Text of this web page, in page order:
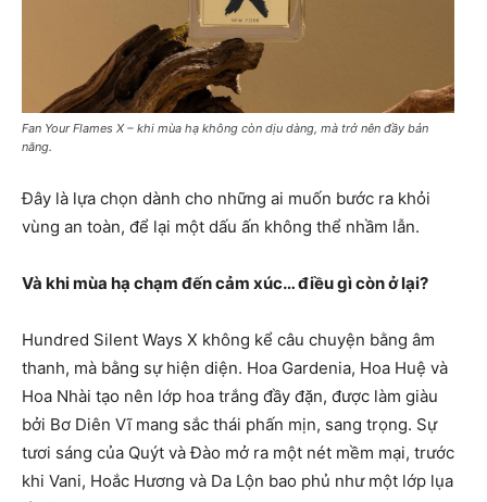
Fan Your Flames X – khi mùa hạ không còn dịu dàng, mà trở nên đầy bản
năng.
Đây là lựa chọn dành cho những ai muốn bước ra khỏi
vùng an toàn, để lại một dấu ấn không thể nhầm lẫn.
Và khi mùa hạ chạm đến cảm xúc… điều gì còn ở lại?
Hundred Silent Ways X không kể câu chuyện bằng âm
thanh, mà bằng sự hiện diện. Hoa Gardenia, Hoa Huệ và
Hoa Nhài tạo nên lớp hoa trắng đầy đặn, được làm giàu
bởi Bơ Diên Vĩ mang sắc thái phấn mịn, sang trọng. Sự
tươi sáng của Quýt và Đào mở ra một nét mềm mại, trước
khi Vani, Hoắc Hương và Da Lộn bao phủ như một lớp lụa